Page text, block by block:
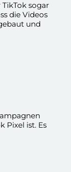
sogar
die Videos
und
Pixel ist. Es